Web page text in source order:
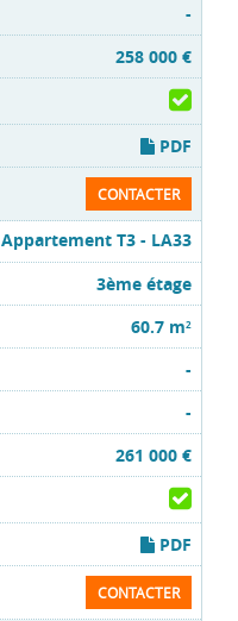
-
258 000 €
PDF
CONTACTER
Appartement T3 - LA33
3ème étage
60.7 m2
-
-
261 000 €
PDF
CONTACTER